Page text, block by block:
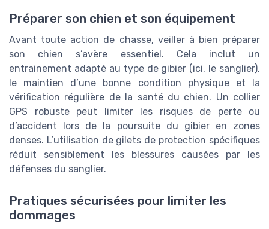
Préparer son chien et son équipement
Avant toute action de chasse, veiller à bien préparer
son chien s’avère essentiel. Cela inclut un
entrainement adapté au type de gibier (ici, le sanglier),
le maintien d’une bonne condition physique et la
vérification régulière de la santé du chien. Un collier
GPS robuste peut limiter les risques de perte ou
d’accident lors de la poursuite du gibier en zones
denses. L’utilisation de gilets de protection spécifiques
réduit sensiblement les blessures causées par les
défenses du sanglier.
Pratiques sécurisées pour limiter les
dommages